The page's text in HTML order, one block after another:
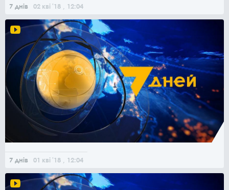
7 днів 02 кві '18 , 12:04
7 днів 01 кві '18 , 12:04